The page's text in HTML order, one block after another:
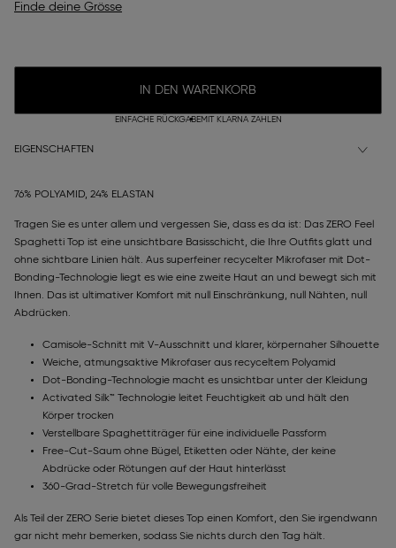
Finde deine Grösse
IN DEN WARENKORB
EINFACHE RÜCKGABEMIT KLARNA ZAHLEN
EIGENSCHAFTEN
76% POLYAMID, 24% ELASTAN
Tragen Sie es unter allem und vergessen Sie, dass es da ist: Das ZERO Feel
Spaghetti Top ist eine unsichtbare Basisschicht, die Ihre Outfits glatt und
ohne sichtbare Linien hält. Aus superfeiner recycelter Mikrofaser mit Dot-
Bonding-Technologie liegt es wie eine zweite Haut an und bewegt sich mit
Ihnen. Das ist ultimativer Komfort mit null Einschränkung, null Nähten, null
Abdrücken.
Camisole-Schnitt mit V-Ausschnitt und klarer, körpernaher Silhouette
Weiche, atmungsaktive Mikrofaser aus recyceltem Polyamid
Dot-Bonding-Technologie macht es unsichtbar unter der Kleidung
Activated Silk™ Technologie leitet Feuchtigkeit ab und hält den
Körper trocken
Verstellbare Spaghettiträger für eine individuelle Passform
Free-Cut-Saum ohne Bügel, Etiketten oder Nähte, der keine
Abdrücke oder Rötungen auf der Haut hinterlässt
360-Grad-Stretch für volle Bewegungsfreiheit
Als Teil der ZERO Serie bietet dieses Top einen Komfort, den Sie irgendwann
gar nicht mehr bemerken, sodass Sie nichts durch den Tag hält.